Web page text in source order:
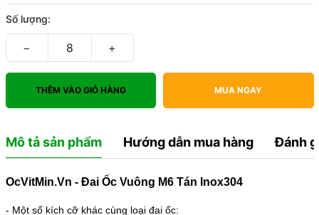
Số lượng:
− +
THÊM VÀO GIỎ HÀNG MUA NGAY
Mô tả sản phẩm Hướng dẫn mua hàng Đánh
OcVitMin.Vn - Đai Ốc Vuông M6 Tán Inox304
- Một số kích cỡ khác cùng loại đai ốc: